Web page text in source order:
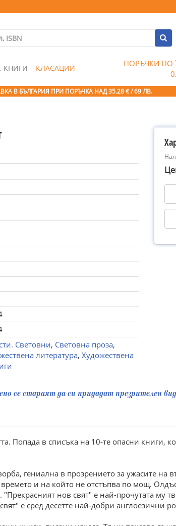
КНИГИ КЛАСАЦИИ ПОРЪЧКИ ПО
В БЪЛГАРИЯ ПРИ ПОРЪЧКА НАД 35.28 € / 69 ЛВ.
Световни, Световна проза,
литература, Художествена
се стараят да си придадат презрителен
Попада в списъка на 10-те опасни книги,
гениална в прозрението за ужасите
и на който не отстъпва по мощ.
"Прекрасният нов свят" е най-прочутата му
е сред десетте най-добри англоезични